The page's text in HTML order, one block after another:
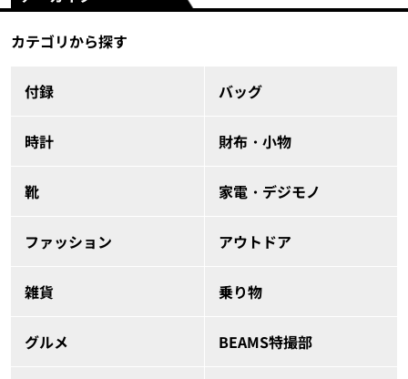
カテゴリから探す
付録 バッグ
時計 財布・小物
靴 家電・デジモノ
ファッション アウトドア
雑貨 乗り物
グルメ BEAMS特撮部